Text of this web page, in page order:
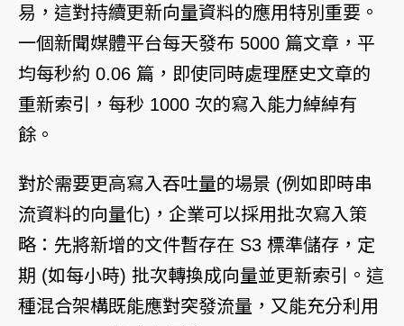
易，這對持續更新向量資料的應用特別重要。
一個新聞媒體平台每天發布 5000 篇文章，平
均每秒約 0.06 篇，即使同時處理歷史文章的
重新索引，每秒 1000 次的寫入能力綽綽有
餘。
對於需要更高寫入吞吐量的場景 (例如即時串
流資料的向量化)，企業可以採用批次寫入策
略：先將新增的文件暫存在 S3 標準儲存，定
期 (如每小時) 批次轉換成向量並更新索引。這
種混合架構既能應對突發流量，又能充分利用